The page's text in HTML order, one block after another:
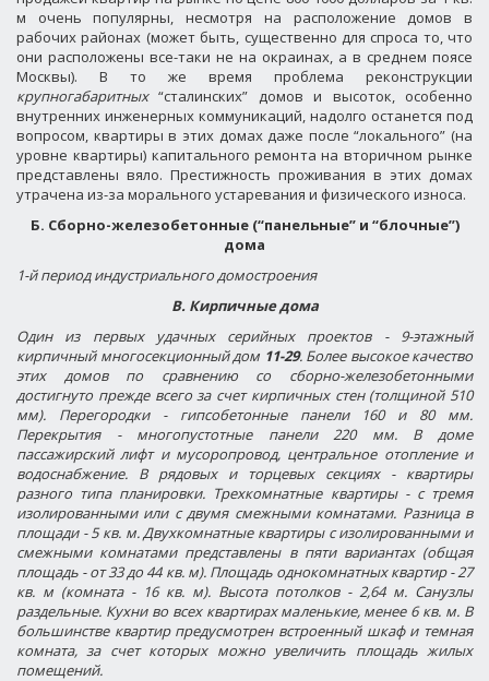
м очень популярны, несмотря на расположение домов в
рабочих районах (может быть, существенно для спроса то, что
они расположены все-таки не на окраинах, а в среднем поясе
Москвы). В то же время проблема реконструкции
крупногабаритных“сталинских” домов и высоток, особенно
внутренних инженерных коммуникаций, надолго останется под
вопросом, квартиры в этих домах даже после “локального” (на
уровне квартиры) капитального ремонта на вторичном рынке
представлены вяло. Престижность проживания в этих домах
утрачена из-за морального устаревания и физического износа.
Б. Сборно-железобетонные (“панельные” и “блочные”)
дома
1-й период индустриального домостроения
В. Кирпичные дома
Один из первых удачных серийных проектов - 9-этажный
кирпичный многосекционный дом 11-29. Более высокое качество
этих домов по сравнению со сборно-железобетонными
достигнуто прежде всего за счет кирпичных стен (толщиной 510
мм). Перегородки - гипсобетонные панели 160 и 80 мм.
Перекрытия - многопустотные панели 220 мм. В доме
пассажирский лифт и мусоропровод, центральное отопление и
водоснабжение. В рядовых и торцевых секциях - квартиры
разного типа планировки. Трехкомнатные квартиры - с тремя
изолированными или с двумя смежными комнатами. Разница в
площади - 5 кв. м. Двухкомнатные квартиры с изолированными и
смежными комнатами представлены в пяти вариантах (общая
площадь - от 33 до 44 кв. м). Площадь однокомнатных квартир - 27
кв. м (комната - 16 кв. м). Высота потолков - 2,64 м. Санузлы
раздельные. Кухни во всех квартирах маленькие, менее 6 кв. м. В
большинстве квартир предусмотрен встроенный шкаф и темная
комната, за счет которых можно увеличить площадь жилых
помещений.